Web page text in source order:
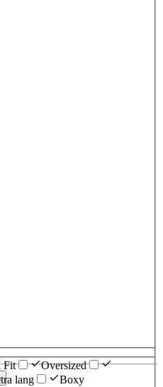
Fit
Oversized
lang Boxy